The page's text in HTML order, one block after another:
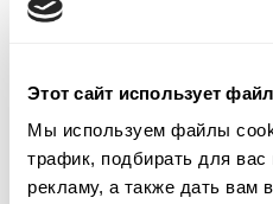
Этот сайт использует
Мы используем файлы
трафик, подбирать для
рекламу, а также дать вам
Вандализм
Аукцион через
Текущая ставка: